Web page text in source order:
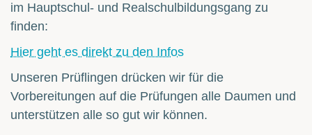
im Hauptschul- und Realschulbildungsgang zu
finden:
Hier geht es direkt zu den Infos
Unseren Prüflingen drücken wir für die
Vorbereitungen auf die Prüfungen alle Daumen und
unterstützen alle so gut wir können.